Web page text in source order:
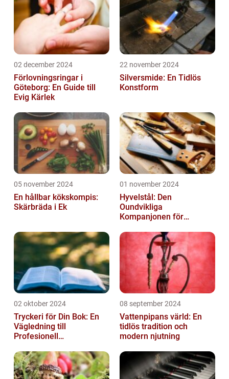
02 december 2024
Förlovningsringar i
Göteborg: En Guide till
Evig Kärlek
22 november 2024
Silversmide: En Tidlös
Konstform
05 november 2024
En hållbar kökskompis:
Skärbräda i Ek
01 november 2024
Hyvelstål: Den
Oundvikliga
Kompanjonen för
02 oktober 2024
Tryckeri för Din Bok: En
Vägledning till
Profesionell
08 september 2024
Vattenpipans värld: En
tidlös tradition och
modern njutning